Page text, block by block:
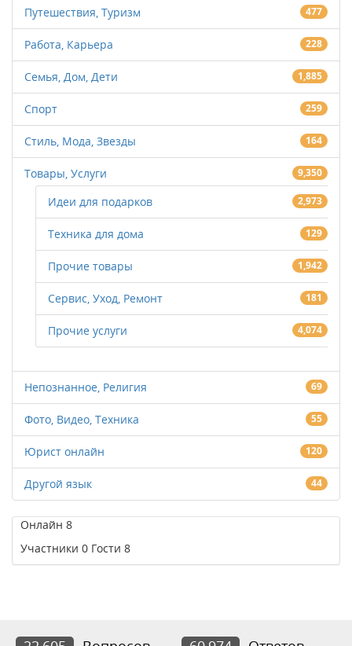
Путешествия, Туризм 477
Работа, Карьера 228
Семья, Дом, Дети 1,885
Спорт 259
Стиль, Мода, Звезды 164
Товары, Услуги 9,350
Идеи для подарков 2,973
Техника для дома 129
Прочие товары 1,942
Сервис, Уход, Ремонт 181
Прочие услуги 4,074
Непознанное, Религия 69
Фото, Видео, Техника 55
Юрист онлайн 120
Другой язык 44
Онлайн 8
Участники 0 Гости 8